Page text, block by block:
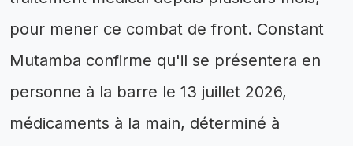
pour mener ce combat de front. Constant
Mutamba confirme qu'il se présentera en
personne à la barre le 13 juillet 2026,
médicaments à la main, déterminé à